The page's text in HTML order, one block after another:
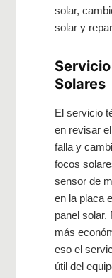
solar,
solar y
Solares
El servicio
en revisar
falla y
focos
sensor de
en la placa
panel solar.
más
eso el
útil del